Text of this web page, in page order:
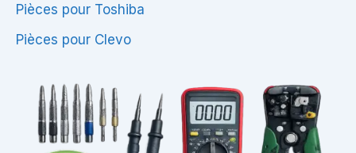
Pièces pour Toshiba
Pièces pour Clevo